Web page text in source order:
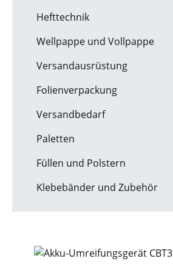
Hefttechnik
Wellpappe und Vollpappe
Versandausrüstung
Folienverpackung
Versandbedarf
Paletten
Füllen und Polstern
Klebebänder und Zubehör